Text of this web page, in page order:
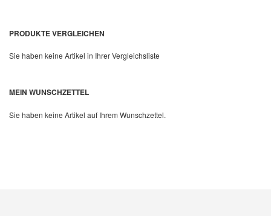
Quickview
PRODUKTE VERGLEICHEN
Sie haben keine Artikel in Ihrer Vergleichsliste
MEIN WUNSCHZETTEL
Sie haben keine Artikel auf Ihrem Wunschzettel.